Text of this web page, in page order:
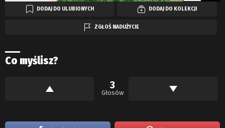
DODAJ DO ULUBIONYCH DODAJ DO KOLEKCJI
ZGŁOŚ NADUŻYCIE
Co myślisz?
3
Głosów